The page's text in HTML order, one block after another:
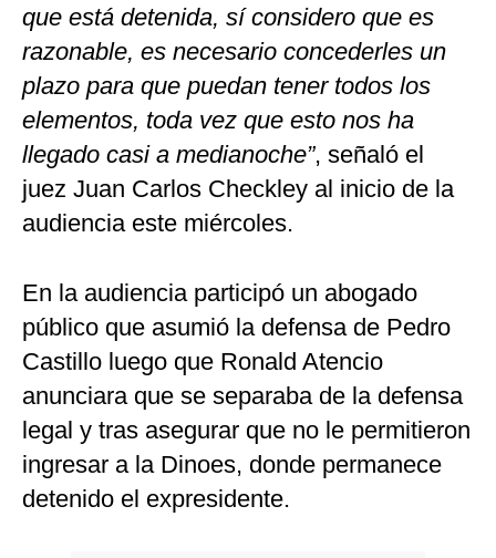
que está detenida, sí considero que es
razonable, es necesario concederles un
plazo para que puedan tener todos los
elementos, toda vez que esto nos ha
llegado casi a medianoche”, señaló el
juez Juan Carlos Checkley al inicio de la
audiencia este miércoles.
En la audiencia participó un abogado
público que asumió la defensa de Pedro
Castillo luego que Ronald Atencio
anunciara que se separaba de la defensa
legal y tras asegurar que no le permitieron
ingresar a la Dinoes, donde permanece
detenido el expresidente.